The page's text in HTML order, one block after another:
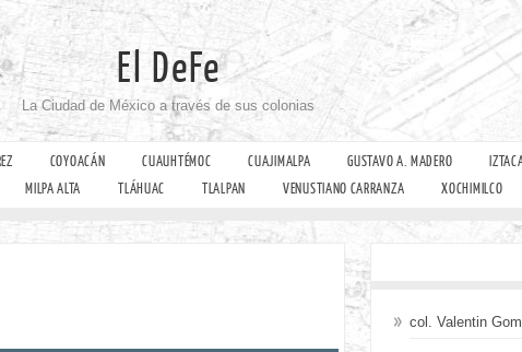
El DeFe
La Ciudad de México a través de sus colonias
COYOACÁN CUAUHTÉMOC CUAJIMALPA GUSTAVO A. MADERO
MILPA ALTA TLÁHUAC TLALPAN VENUSTIANO CARRANZA XOCHIMILCO
col. Valentin